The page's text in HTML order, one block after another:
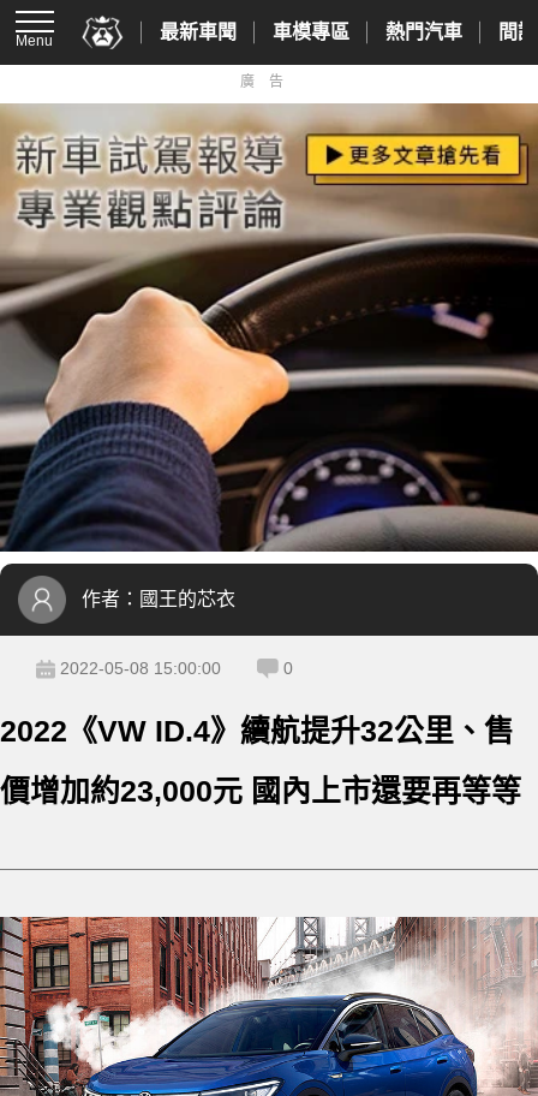
Menu 最新車聞 車模專區 熱門汽車 間
廣告
作者： 國王的芯衣
2022-05-08 15:00:00 0
2022《VW ID.4》續航提升32公里、售
價增加約23,000元 國內上市還要再等等